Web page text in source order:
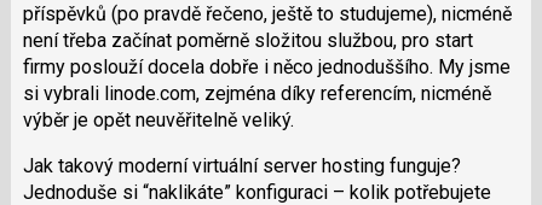
příspěvků (po pravdě řečeno, ještě to studujeme), nicméně
není třeba začínat poměrně složitou službou, pro start
firmy poslouží docela dobře i něco jednoduššího. My jsme
si vybrali linode.com, zejména díky referencím, nicméně
výběr je opět neuvěřitelně veliký.
Jak takový moderní virtuální server hosting funguje?
Jednoduše si “naklikáte” konfiguraci – kolik potřebujete